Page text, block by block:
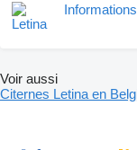
Voir aussi
Citernes Letina en